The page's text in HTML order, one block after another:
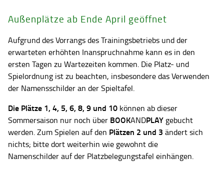
Außenplätze ab Ende April geöffnet
Aufgrund des Vorrangs des Trainingsbetriebs und der
erwarteten erhöhten Inanspruchnahme kann es in den
ersten Tagen zu Wartezeiten kommen. Die Platz- und
Spielordnung ist zu beachten, insbesondere das Verwenden
der Namensschilder an der Spieltafel.
Die Plätze 1, 4, 5, 6, 8, 9 und 10 können ab dieser
Sommersaison nur noch über BOOKANDPLAY gebucht
werden. Zum Spielen auf den Plätzen 2 und 3 ändert sich
nichts; bitte dort weiterhin wie gewohnt die
Namenschilder auf der Platzbelegungstafel einhängen.